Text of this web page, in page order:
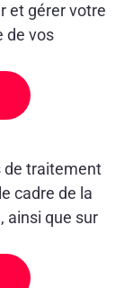
et gérer votre
de vos
de traitement
cadre de la
ainsi que sur